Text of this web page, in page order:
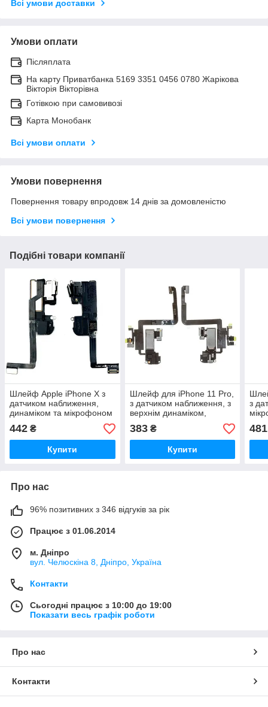
Всі умови доставки
Умови оплати
Післяплата
На карту Приватбанка 5169 3351 0456 0780 Жарікова
Вікторія Вікторівна
Готівкою при самовивозі
Карта Монобанк
Всі умови оплати
Умови повернення
Повернення товару впродовж 14 днів за домовленістю
Всі умови повернення
Подібні товари компанії
Шлейф Apple iPhone X з
датчиком наближення,
динаміком та мікрофоном
(оригінал Китай)
442 ₴
Купити
Шлейф для iPhone 11 Pro,
з датчиком наближення, з
верхнім динаміком,
мікрофоном c
383₴
Купити
з
481
Про нас
96% позитивних з 346 відгуків за рік
Працює з 01.06.2014
м. Дніпро
вул. Челюскіна 8, Дніпро, Україна
Контакти
Сьогодні працює з 10:00 до 19:00
Показати весь графік роботи
Про нас
Контакти